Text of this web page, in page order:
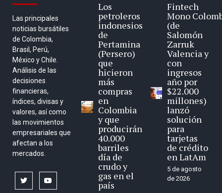
Las principales
noticias bursátiles
de Colombia,
Brasil, Perú,
México y Chile.
Análisis de las
decisiones
financieras,
índices, divisas y
valores, así como
las movimientos
empresariales que
afectan a los
mercados.
twitter
Los
petroleros
indonesios
de
Pertamina
(Persero)
que
hicieron
más
compras
en
Colombia
y que
producirán
40.000
barriles
día de
crudo y
gas en el
país
Fintech
Mono
(de
Salomón
Zarruk
Valencia y
con
ingresos
año por
$22.000
millones)
lanzó
solución
para
tarjetas
de crédito
en LatAm
5 de agosto
de 2026